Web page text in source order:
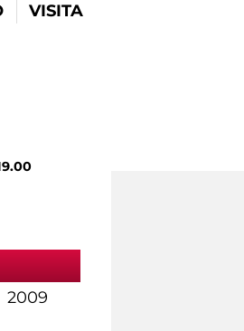
VISITA
2009